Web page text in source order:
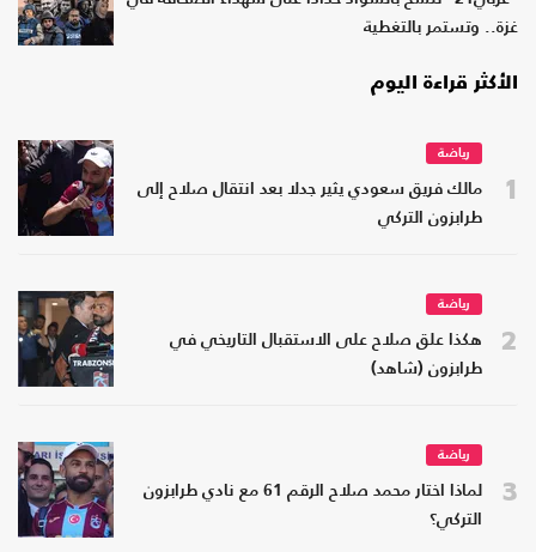
غزة.. وتستمر بالتغطية
الأكثر قراءة اليوم
1
رياضة
مالك فريق سعودي يثير جدلا بعد انتقال صلاح إلى
طرابزون التركي
2
رياضة
هكذا علق صلاح على الاستقبال التاريخي في
طرابزون (شاهد)
3
رياضة
لماذا اختار محمد صلاح الرقم 61 مع نادي طرابزون
التركي؟